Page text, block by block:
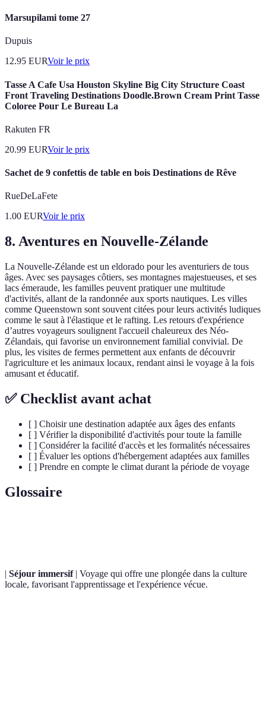
Marsupilami tome 27
Dupuis
12.95 EURVoir le prix
Tasse A Cafe Usa Houston Skyline Big City Structure Coast
Front Traveling Destinations Doodle.Brown Cream Print Tasse
Coloree Pour Le Bureau La
Rakuten FR
20.99 EURVoir le prix
Sachet de 9 confettis de table en bois Destinations de Rêve
RueDeLaFete
1.00 EURVoir le prix
8. Aventures en Nouvelle-Zélande
La Nouvelle-Zélande est un eldorado pour les aventuriers de tous
âges. Avec ses paysages côtiers, ses montagnes majestueuses, et ses
lacs émeraude, les familles peuvent pratiquer une multitude
d'activités, allant de la randonnée aux sports nautiques. Les villes
comme Queenstown sont souvent citées pour leurs activités ludiques
comme le saut à l'élastique et le rafting. Les retours d'expérience
d’autres voyageurs soulignent l'accueil chaleureux des Néo-
Zélandais, qui favorise un environnement familial convivial. De
plus, les visites de fermes permettent aux enfants de découvrir
l'agriculture et les animaux locaux, rendant ainsi le voyage à la fois
amusant et éducatif.
✅ Checklist avant achat
[ ] Choisir une destination adaptée aux âges des enfants
[ ] Vérifier la disponibilité d'activités pour toute la famille
[ ] Considérer la facilité d'accès et les formalités nécessaires
[ ] Évaluer les options d'hébergement adaptées aux familles
[ ] Prendre en compte le climat durant la période de voyage
Glossaire
| Séjour immersif| Voyage qui offre une plongée dans la culture
locale, favorisant l'apprentissage et l'expérience vécue.